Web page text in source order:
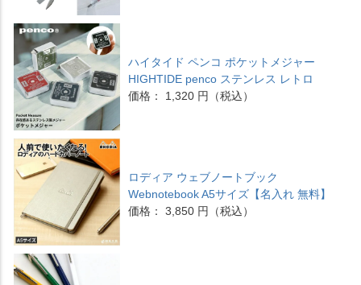
ハイタイド ペンコ ポケットメジャー
HIGHTIDE penco ステンレス レトロ
価格： 1,320 円（税込）
ロディア ウェブノートブック
Webnotebook A5サイズ【名入れ 無料】
価格： 3,850 円（税込）